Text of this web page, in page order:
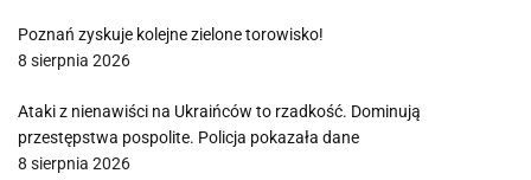
Poznań zyskuje kolejne zielone torowisko!
8 sierpnia 2026
Ataki z nienawiści na Ukraińców to rzadkość. Dominują
przestępstwa pospolite. Policja pokazała dane
8 sierpnia 2026